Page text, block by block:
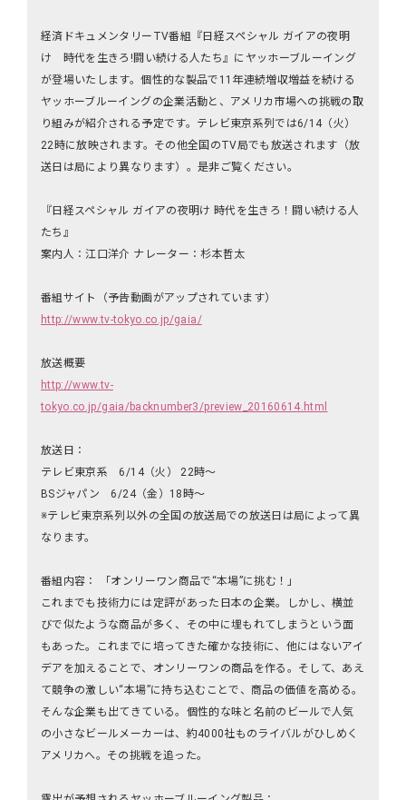
経済ドキュメンタリーTV番組『日経スペシャル ガイアの夜明
け 時代を生きろ!闘い続ける人たち』にヤッホーブルーイング
が登場いたします。個性的な製品で11年連続増収増益を続ける
ヤッホーブルーイングの企業活動と、アメリカ市場への挑戦の取
り組みが紹介される予定です。テレビ東京系列では6/14（火）
22時に放映されます。その他全国のTV局でも放送されます（放
送日は局により異なります）。是非ご覧ください。
『日経スペシャル ガイアの夜明け 時代を生きろ！闘い続ける人
たち』
案内人：江口洋介 ナレーター：杉本哲太
番組サイト（予告動画がアップされています）
http://www.tv-tokyo.co.jp/gaia/
放送概要
http://www.tv-
tokyo.co.jp/gaia/backnumber3/preview_20160614.html
放送日：
テレビ東京系 6/14（火） 22時～
BSジャパン 6/24（金）18時～
※テレビ東京系列以外の全国の放送局での放送日は局によって異
なります。
番組内容： 「オンリーワン商品で“本場”に挑む！」
これまでも技術力には定評があった日本の企業。しかし、横並
びで似たような商品が多く、その中に埋もれてしまうという面
もあった。これまでに培ってきた確かな技術に、他にはないアイ
デアを加えることで、オンリーワンの商品を作る。そして、あえ
て競争の激しい“本場”に持ち込むことで、商品の価値を高める。
そんな企業も出てきている。個性的な味と名前のビールで人気
の小さなビールメーカーは、約4000社ものライバルがひしめく
アメリカへ。その挑戦を追った。